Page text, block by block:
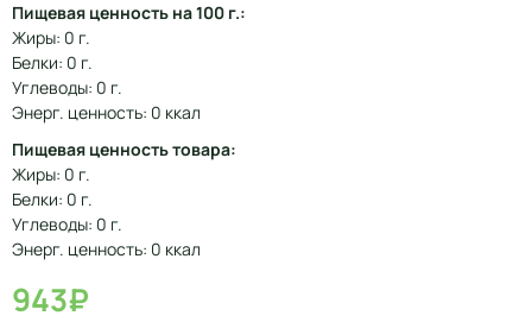
Пищевая ценность на 100 г.:
Жиры: 0 г.
Белки: 0 г.
Углеводы: 0 г.
Энерг. ценность: 0 ккал
Пищевая ценность товара:
Жиры: 0 г.
Белки: 0 г.
Углеводы: 0 г.
Энерг. ценность: 0 ккал
943₽